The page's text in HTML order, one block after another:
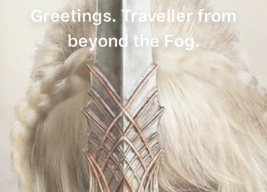
Greetings. Traveller from
beyond the Fog.